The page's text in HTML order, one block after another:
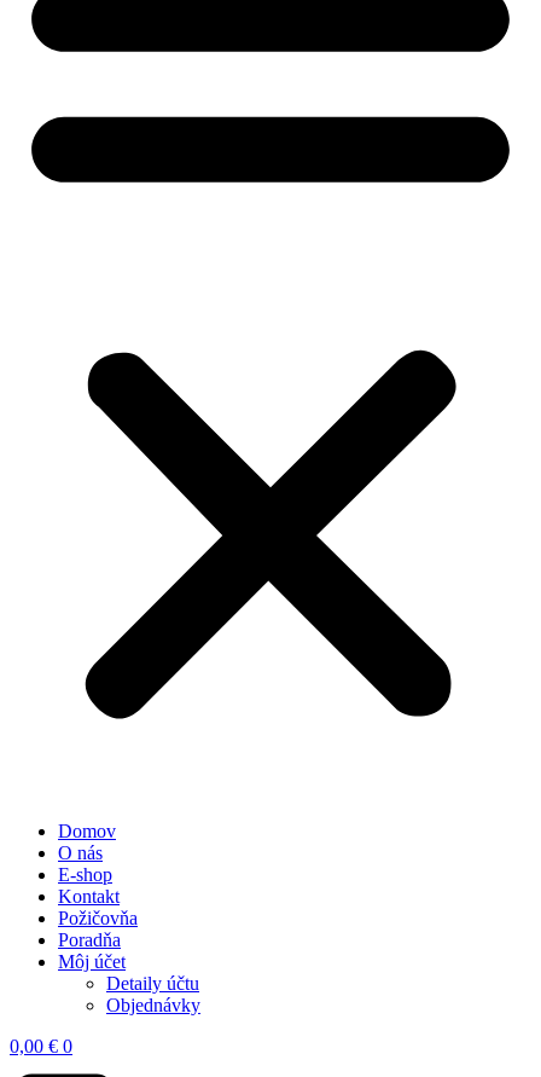
Domov
O nás
E-shop
Kontakt
Požičovňa
Poradňa
Môj účet
Detaily účtu
Objednávky
0,00 € 0